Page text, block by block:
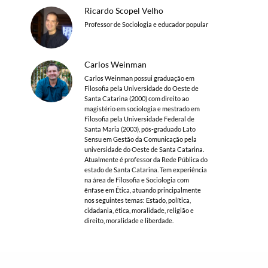
Ricardo Scopel Velho
Professor de Sociologia e educador popular
Carlos Weinman
Carlos Weinman possui graduação em
Filosofia pela Universidade do Oeste de
Santa Catarina (2000) com direito ao
magistério em sociologia e mestrado em
Filosofia pela Universidade Federal de
Santa Maria (2003), pós-graduado Lato
Sensu em Gestão da Comunicação pela
universidade do Oeste de Santa Catarina.
Atualmente é professor da Rede Pública do
estado de Santa Catarina. Tem experiência
na área de Filosofia e Sociologia com
ênfase em Ética, atuando principalmente
nos seguintes temas: Estado, política,
cidadania, ética, moralidade, religião e
direito, moralidade e liberdade.